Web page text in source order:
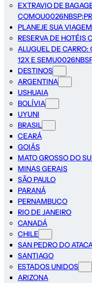
EXTRAVIO DE
PLANEJE SUA VIAGEM
RESERVA DE
ALUGUEL DE CARRO:
12X E
DESTINOS
ARGENTINA
USHUAIA
BOLÍVIA
UYUNI
BRASIL
CEARÁ
GOIÁS
MATO GROSSO DO
MINAS GERAIS
SÃO PAULO
PARANÁ
PERNAMBUCO
RIO DE JANEIRO
CANADÁ
CHILE
SAN PEDRO DO
SANTIAGO
ESTADOS UNIDOS
ARIZONA